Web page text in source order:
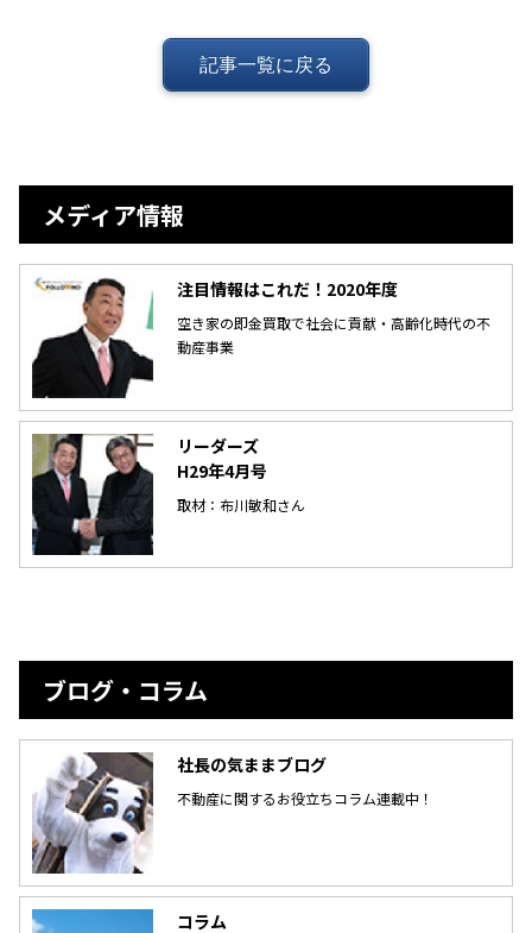
記事一覧に戻る
メディア情報
注目情報はこれだ！2020年度
空き家の即金買取で社会に貢献・高齢化時代の不
動産事業
リーダーズ
H29年4月号
取材：布川敏和さん
ブログ・コラム
社長の気ままブログ
不動産に関するお役立ちコラム連載中！
コラム